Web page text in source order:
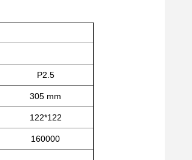
P2.5
305 mm
122*122
160000